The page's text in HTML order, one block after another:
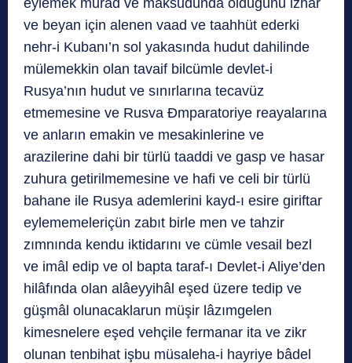
ve beyan için alenen vaad ve taahhüt ederki
nehr-i Kubanı’n sol yakasında hudut dahilinde
mülemekkin olan tavaif bilcümle devlet-i
Rusya’nın hudut ve sınırlarına tecavüz
etmemesine ve Rusva Đmparatoriye reayalarına
ve anların emakin ve mesakinlerine ve
arazilerine dahi bir türlü taaddi ve gasp ve hasar
zuhura getirilmemesine ve hafi ve celi bir türlü
bahane ile Rusya ademlerini kayd-ı esire giriftar
eylememeleriçün zabıt birle men ve tahzir
zımnında kendu iktidarını ve cümle vesail bezl
ve imâl edip ve ol bapta taraf-ı Devlet-i Aliye’den
hilâfında olan alâeyyihâl eşed üzere tedip ve
güşmâl olunacaklarun müşir lâzımgelen
kimesnelere eşed vehçile fermanar ita ve zikr
olunan tenbihat işbu müsaleha-i hayriye bâdel